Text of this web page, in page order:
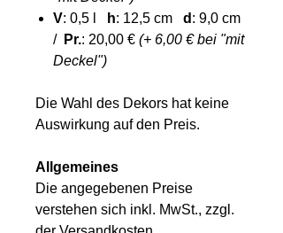
V: 0,5 l h: 12,5 cm d : 9,0 cm
/ Pr.: 20,00 € (+ 6,00 € bei "mit
Deckel")
Die Wahl des Dekors hat keine
Auswirkung auf den Preis.
Allgemeines
Die angegebenen Preise
verstehen sich inkl. MwSt., zzgl.